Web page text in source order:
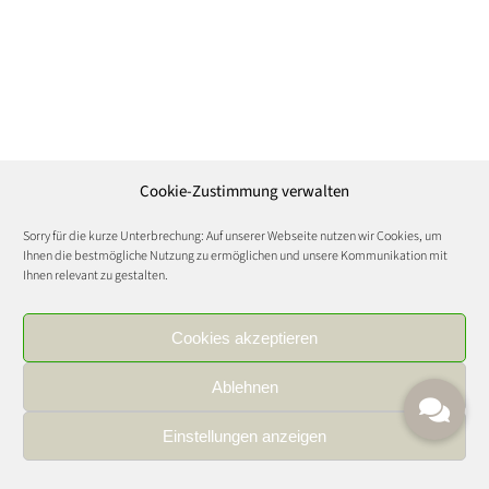
Cookie-Zustimmung verwalten
Sorry für die kurze Unterbrechung: Auf unserer Webseite nutzen wir Cookies, um
Ihnen die bestmögliche Nutzung zu ermöglichen und unsere Kommunikation mit
Ihnen relevant zu gestalten.
Cookies akzeptieren
Ablehnen
Einstellungen anzeigen
IMPRESSUM|DATENSCHUTZ|KARRIERE
FOOD AND WINE CULTURE © Copyright 2021 | All Rights Reserved